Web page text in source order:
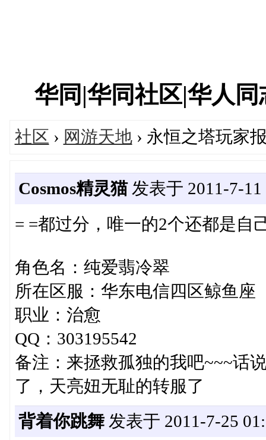
华同|华同社区|华人
社区 › 网游天地› 永恒之塔玩家
Cosmos精灵猫发表于 2011-7-11
= =都过分，唯一的2个还都是自
角色名：纯爱翡冷翠
所在区服：华东电信四区鲸鱼座
职业：治愈
QQ：303195542
备注：来拯救孤独的我吧~~~话
了，天亮妞无耻的转服了
背着你跳舞发表于 2011-7-25